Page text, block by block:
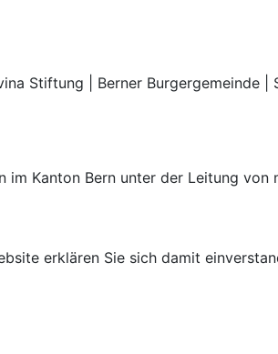
Stiftung | Berner Burgergemeinde |
Kanton Bern unter der Leitung von
erklären Sie sich damit